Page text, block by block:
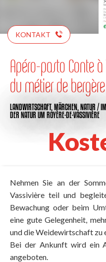
KONTAKT
Apéro-pasto Conte
du métier de bergère
LANDWIRTSCHAFT, MÄRCHEN, NATUR /
DER NATUR UM ROYÈRE-DE-VASSIVIÈRE
Nehmen Sie an der
Vassivière teil und
Bewachung oder beim
eine gute Gelegenheit,
und die Weidewirtschaft zu
Bei der Ankunft wird ein
angeboten.